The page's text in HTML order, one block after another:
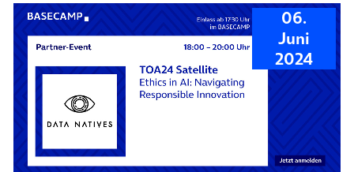
06.
Juni
2024